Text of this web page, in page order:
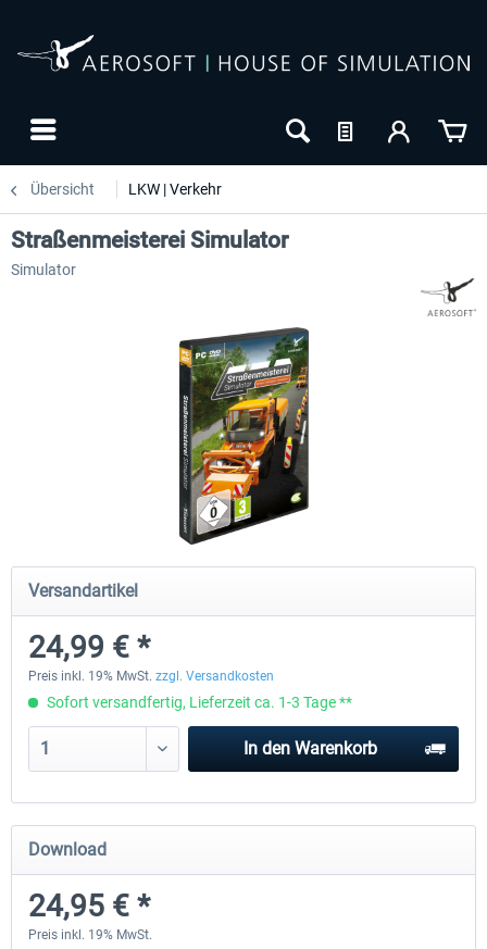
Übersicht LKW | Verkehr
CityDriver
29,99 € *
-20
CityDriver - Deluxe
Straßenmeisterei Simulator
Simulator
Versandartikel
24,99 € *
Preis inkl. 19% MwSt. zzgl. Versandkosten
Sofort versandfertig, Lieferzeit ca. 1-3 Tage **
In den Warenkorb
Download
24,95 € *
Preis inkl. 19% MwSt.